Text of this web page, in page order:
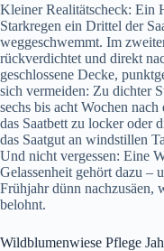
Kleiner Realitätscheck: Ein
Starkregen ein Drittel der
weggeschwemmt. Im
rückverdichtet und direkt
geschlossene Decke,
sich vermeiden: Zu dichter
sechs bis acht Wochen
das Saatbett zu locker oder
das Saatgut an windstillen
Und nicht vergessen: Eine
Gelassenheit gehört dazu –
Frühjahr dünn nachzusäen,
belohnt.
Wildblumenwiese Pflege